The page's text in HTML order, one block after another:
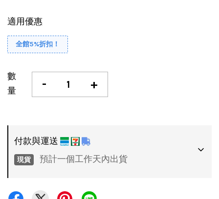
適用優惠
全館5%折扣！
數
量
- +
付款與運送
現貨 預計一個工作天內出貨